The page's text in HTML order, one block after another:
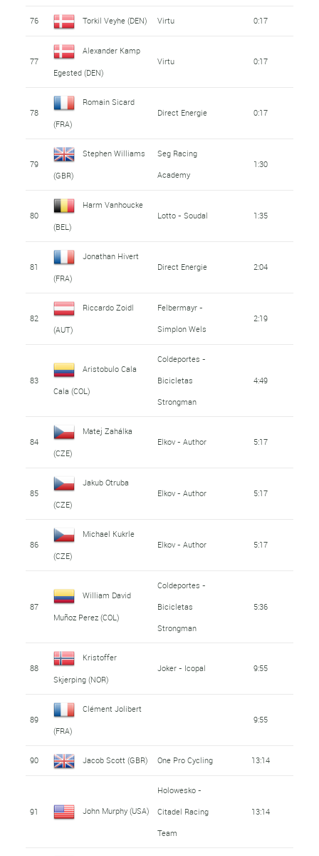
76 Torkil Veyhe (DEN) Virtu 0:17
77
Alexander Kamp
Egested (DEN)
Virtu 0:17
78
Romain Sicard
(FRA)
Direct Energie 0:17
79
Stephen Williams
(GBR)
Seg Racing
Academy
1:30
80
Harm Vanhoucke
(BEL)
Lotto - Soudal 1:35
81
Jonathan Hivert
(FRA)
Direct Energie 2:04
82
Riccardo Zoidl
(AUT)
Felbermayr -
Simplon Wels
2:19
83
Aristobulo Cala
Cala (COL)
Coldeportes -
Bicicletas
Strongman
4:49
84
Matej Zahálka
(CZE)
Elkov - Author 5:17
85
Jakub Otruba
(CZE)
Elkov - Author 5:17
86
Michael Kukrle
(CZE)
Elkov - Author 5:17
87
William David
Muñoz Perez (COL)
Coldeportes -
Bicicletas
Strongman
5:36
88
Kristoffer
Skjerping (NOR)
Joker - Icopal 9:55
89
Clément Jolibert
(FRA)
9:55
90 Jacob Scott (GBR) One Pro Cycling 13:14
91 John Murphy (USA)
Holowesko -
Citadel Racing
Team
13:14